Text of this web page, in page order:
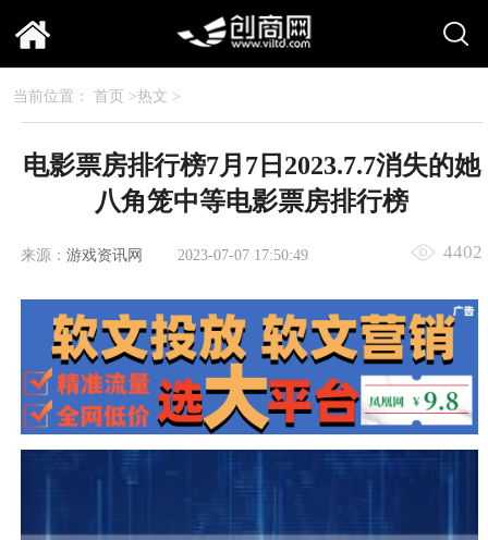
当前位置： 首页 >热文 >
电影票房排行榜7月7日2023.7.7消失的她
八角笼中等电影票房排行榜
来源： 游戏资讯网 2023-07-07 17:50:49 4402